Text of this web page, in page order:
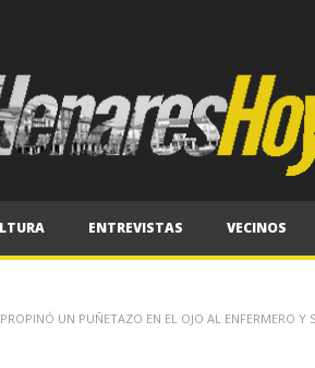
ENTREVISTAS VECINOS
UN PUÑETAZO EN EL OJO AL ENFERMERO Y